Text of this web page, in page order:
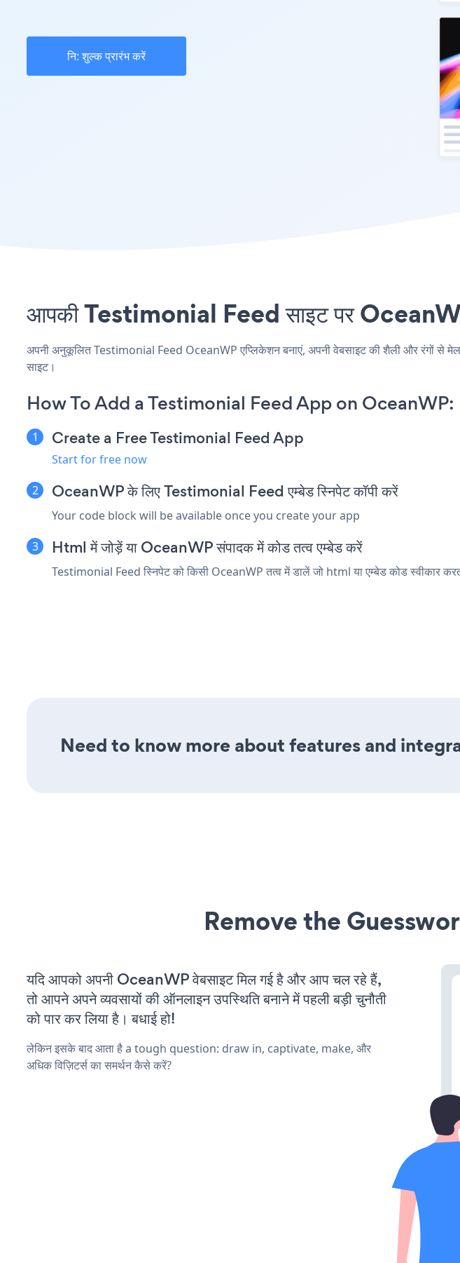
नि: शुल्क प्रारंभ करें
आपकी Testimonial Feed साइट पर OceanWP
अपनी अनुकूलित Testimonial Feed OceanWP एप्लिकेशन बनाएं, अपनी वेबसाइट की शैली और रंगों से
साइट।
How To Add a Testimonial Feed App on OceanWP:
Create a Free Testimonial Feed App
Start for free now
OceanWP के लिए Testimonial Feed एम्बेड स्निपेट कॉपी करें
Your code block will be available once you create your app
Html में जोड़ें या OceanWP संपादक में कोड तत्व एम्बेड करें
Testimonial Feed स्निपेट को किसी OceanWP तत्व में डालें जो html या एम्बेड कोड स्वीकार
Need to know more about features and
Remove the
यदि आपको अपनी OceanWP वेबसाइट मिल गई है और आप चल रहे हैं,
तो आपने अपने व्यवसायों की ऑनलाइन उपस्थिति बनाने में पहली बड़ी चुनौती
को पार कर लिया है। बधाई हो!
लेकिन इसके बाद आता है a tough question: draw in, captivate, make, और
अधिक विज़िटर्स का समर्थन कैसे करें?